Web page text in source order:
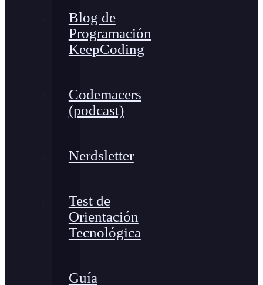
Blog de
Programación
KeepCoding
Codemacers
(podcast)
Nerdsletter
Test de
Orientación
Tecnológica
Guía